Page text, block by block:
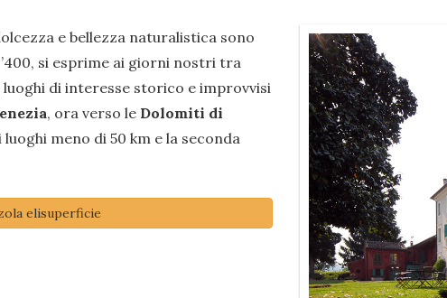
e bellezza naturalistica sono
si esprime ai giorni nostri tra
di interesse storico e improvvisi
, ora verso le Dolomiti di
meno di 50 km e la seconda
elisuperficie